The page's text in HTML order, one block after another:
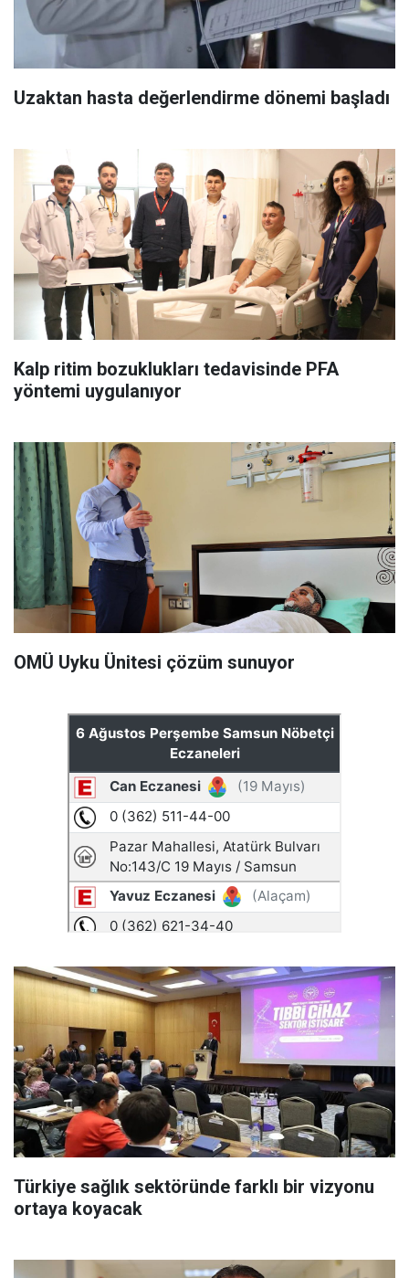
Uzaktan hasta değerlendirme dönemi başladı
Kalp ritim bozuklukları tedavisinde PFA
yöntemi uygulanıyor
OMÜ Uyku Ünitesi çözüm sunuyor
Türkiye sağlık sektöründe farklı bir vizyonu
ortaya koyacak